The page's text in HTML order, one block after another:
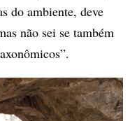
do ambiente, deve
não sei se também